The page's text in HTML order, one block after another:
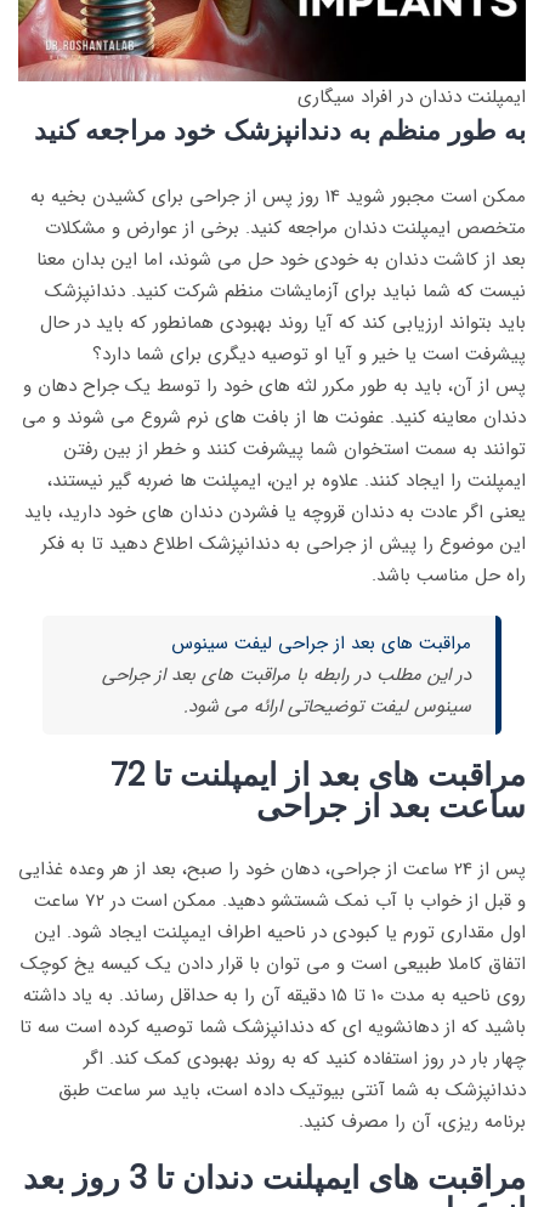
ایمپلنت دندان در افراد سیگاری
به طور منظم به دندانپزشک خود مراجعه کنید
ممکن است مجبور شوید 14 روز پس از جراحی برای کشیدن بخیه به
متخصص ایمپلنت دندان مراجعه کنید. برخی از عوارض و مشکلات
بعد از کاشت دندان به خودی خود حل می شوند، اما این بدان معنا
نیست که شما نباید برای آزمایشات منظم شرکت کنید. دندانپزشک
باید بتواند ارزیابی کند که آیا روند بهبودی همانطور که باید در حال
پیشرفت است یا خیر و آیا او توصیه دیگری برای شما دارد؟
پس از آن، باید به طور مکرر لثه های خود را توسط یک جراح دهان و
دندان معاینه کنید. عفونت ها از بافت های نرم شروع می شوند و می
توانند به سمت استخوان شما پیشرفت کنند و خطر از بین رفتن
ایمپلنت را ایجاد کنند. علاوه بر این، ایمپلنت ها ضربه گیر نیستند،
یعنی اگر عادت به دندان قروچه یا فشردن دندان های خود دارید، باید
این موضوع را پیش از جراحی به دندانپزشک اطلاع دهید تا به فکر
راه حل مناسب باشد.
مراقبت های بعد از جراحی لیفت سینوس
در این مطلب در رابطه با مراقبت های بعد از جراحی
سینوس لیفت توضیحاتی ارائه می شود.
مراقبت های بعد از ایمپلنت تا 72
ساعت بعد از جراحی
پس از 24 ساعت از جراحی، دهان خود را صبح، بعد از هر وعده غذایی
و قبل از خواب با آب نمک شستشو دهید. ممکن است در 72 ساعت
اول مقداری تورم یا کبودی در ناحیه اطراف ایمپلنت ایجاد شود. این
اتفاق کاملا طبیعی است و می توان با قرار دادن یک کیسه یخ کوچک
روی ناحیه به مدت 10 تا 15 دقیقه آن را به حداقل رساند. به یاد داشته
باشید که از دهانشویه ای که دندانپزشک شما توصیه کرده است سه تا
چهار بار در روز استفاده کنید که به روند بهبودی کمک کند. اگر
دندانپزشک به شما آنتی بیوتیک داده است، باید سر ساعت طبق
برنامه ریزی، آن را مصرف کنید.
مراقبت های ایمپلنت دندان تا 3 روز بعد